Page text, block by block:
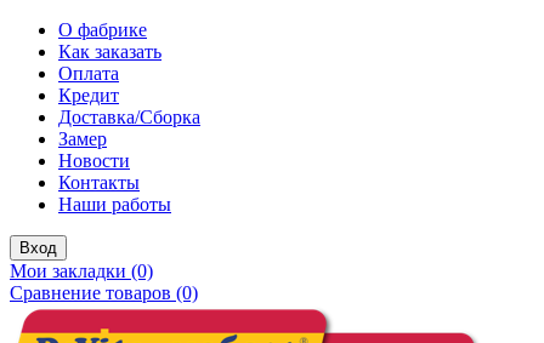
О фабрике
Как заказать
Оплата
Кредит
Доставка/Сборка
Замер
Новости
Контакты
Наши работы
Вход
Мои закладки (0)
Сравнение товаров (0)